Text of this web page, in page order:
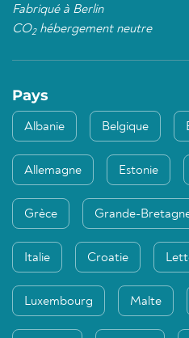
Fabriqué à Berlin
CO2hébergement neutre
Pays
Albanie Belgique
Allemagne Estonie
Grèce Grande-
Italie Croatie
Luxembourg Malte